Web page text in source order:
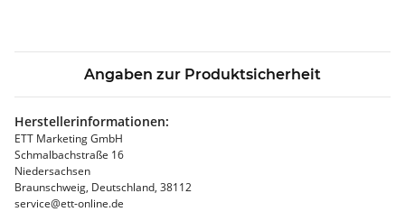
Angaben zur Produktsicherheit
Herstellerinformationen:
ETT Marketing GmbH
Schmalbachstraße 16
Niedersachsen
Braunschweig, Deutschland, 38112
service@ett-online.de